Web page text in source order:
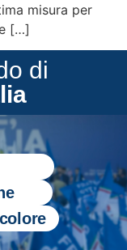
misura per
[…]
di